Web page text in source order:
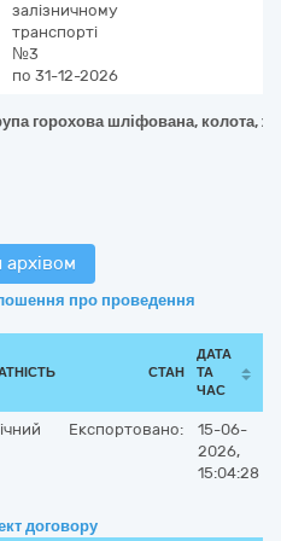
залізничному
транспорті
№3
по 31-12-2026
горохова шліфована, колота,
про проведення
СТАН
ДАТА
ТА
ЧАС
Експортовано:
15-06-
2026,
15:04:28
договору